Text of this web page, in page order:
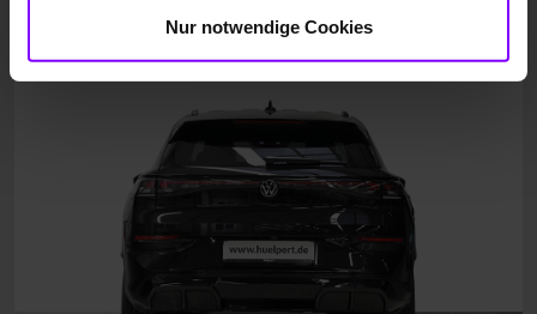
Nur notwendige Cookies